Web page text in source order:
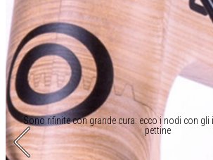
Sono rifinite con grande cura: ecco i nodi con
pettine